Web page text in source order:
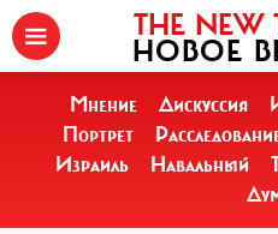
THE NEW
НОВОЕ
Мнение Дискуссия
Портрет
Израиль
Навальный